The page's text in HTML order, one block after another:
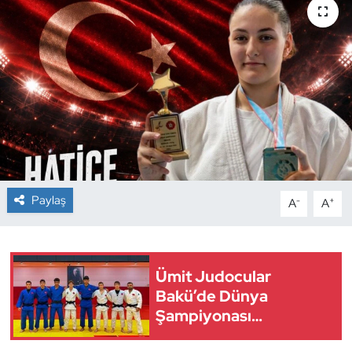
Paylaş A- A+
Ümit Judocular
Bakü’de Dünya
Şampiyonası
Mesaisinde
Buz Pateni
Çim Hokeyi
Cimnastik
Curling
Dağcılık
Dövüş Sanatı
E-Spor